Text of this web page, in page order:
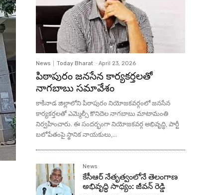
News Today Bharat - April 23, 2026
పిఠాపురం జనసేన కార్యకర్తలతో
నాగబాబు సమావేశం
కాకినాడ జిల్లాలోని పిఠాపురం నియోజకవర్గంలో జనసేన
కార్యకర్తలతో ఎమ్మెల్సీ కొనిదెల నాగబాబు మాటామంతి
నిర్వహించారు. ఈ సందర్భంగా నియోజకవర్గ అభివృద్ధి, పార్టీ
బలోపేతంపై స్థానిక నాయకులు,...
News
కేసీఆర్ నేతృత్వంలోనే తెలంగాణ
అభివృద్ధి సాధ్యం: జీవన్ రెడ్డి